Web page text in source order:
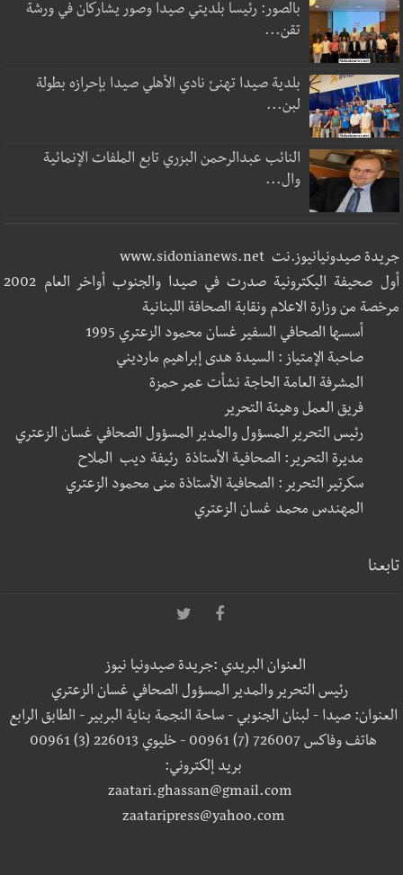
بالصور: رئيسا بلديتي صيدا وصور يشاركان في ورشة
تقن...
بلدية صيدا تهنئ نادي الأهلي صيدا بإحرازه بطولة
لبن...
النائب عبدالرحمن البزري تابع الملفات الإنمائية
وال...
جريدة صيدونيانيوز.نت www.sidonianews.net
أول صحيفة اليكترونية صدرت في صيدا والجنوب أواخر العام 2002
مرخصة من وزارة الاعلام ونقابة الصحافة اللبنانية
أسسها الصحافي السفير غسان محمود الزعتري 1995
صاحبة الإمتياز : السيدة هدى إبراهيم مارديني
المشرفة العامة الحاجة نشأت عمر حمزة
فريق العمل وهيئة التحرير
رئيس التحرير المسؤول والمدير المسؤول الصحافي غسان الزعتري
مديرة التحرير: الصحافية الأستاذة رئيفة ديب الملاح
سكرتير التحرير : الصحافية الأستاذة منى محمود الزعتري
المهندس محمد غسان الزعتري
تابعنا
العنوان البريدي :جريدة صيدونيا نيوز
رئيس التحرير والمدير المسؤول الصحافي غسان الزعتري
العنوان: صيدا - لبنان الجنوبي - ساحة النجمة بناية البربير - الطابق الرابع
هاتف وفاكس 726007 (7) 00961 - خليوي 226013 (3) 00961
بريد إلكتروني:
zaatari.ghassan@gmail.com
zaataripress@yahoo.com